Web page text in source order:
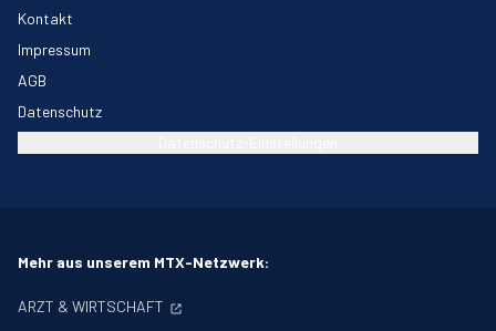
Kontakt
Impressum
AGB
Datenschutz
Mehr aus unserem MTX-Netzwerk:
ARZT & WIRTSCHAFT